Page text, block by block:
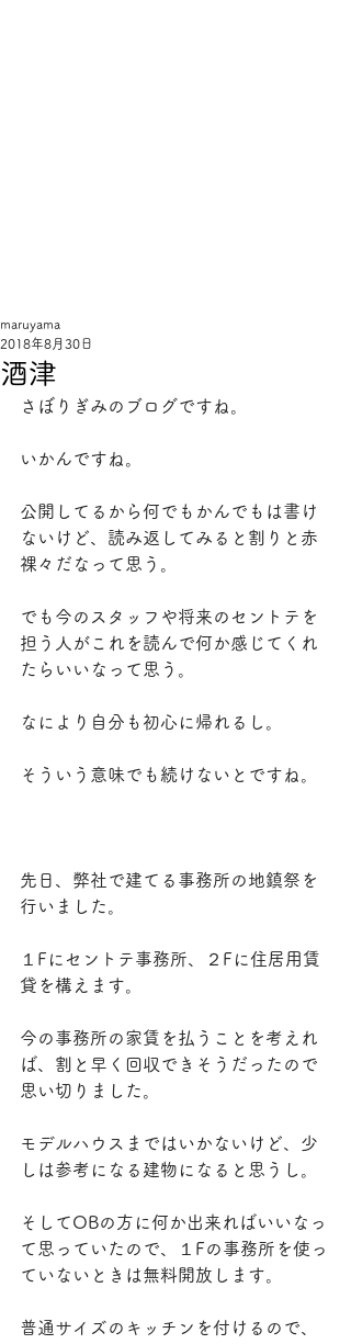
酒津
maruyama
2018年8月30日
さぼりぎみのブログですね。
いかんですね。
公開してるから何でもかんでもは書け
ないけど、読み返してみると割りと赤
裸々だなって思う。
でも今のスタッフや将来のセントテを
担う人がこれを読んで何か感じてくれ
たらいいなって思う。
なにより自分も初心に帰れるし。
そういう意味でも続けないとですね。
先日、弊社で建てる事務所の地鎮祭を
行いました。
１Fにセントテ事務所、２Fに住居用賃
貸を構えます。
今の事務所の家賃を払うことを考えれ
ば、割と早く回収できそうだったので
思い切りました。
モデルハウスまではいかないけど、少
しは参考になる建物になると思うし。
そしてOBの方に何か出来ればいいなっ
て思っていたので、１Fの事務所を使っ
ていないときは無料開放します。
普通サイズのキッチンを付けるので、